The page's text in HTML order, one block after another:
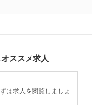
ススメ求人
は求人を閲覧しましょ